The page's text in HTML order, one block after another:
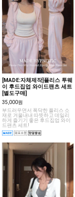
[MADE:자체제작]플리스 투웨
이 후드집업 와이드팬츠 세트
[별도구매]
35,000원
부드러우면서 폭닥한 플리스 소
재로 겨울내내 따뜻하고 데일리
하게 즐기기 좋은 후드집업 와이
드팬츠 세트!